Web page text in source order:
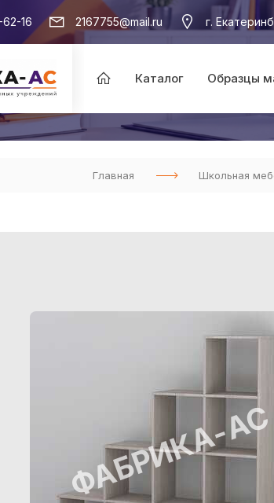
16 2167755@mail.ru г.
Каталог Образцы
Главная Школьная